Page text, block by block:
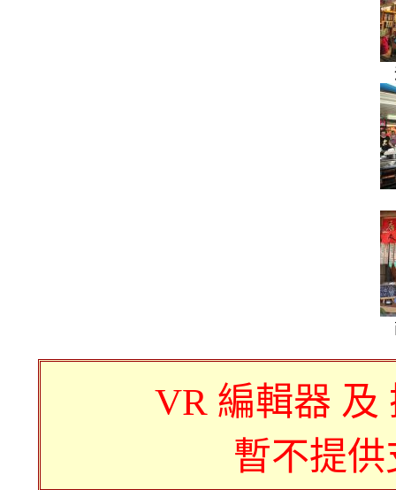
VR 編輯器 及
暫不提